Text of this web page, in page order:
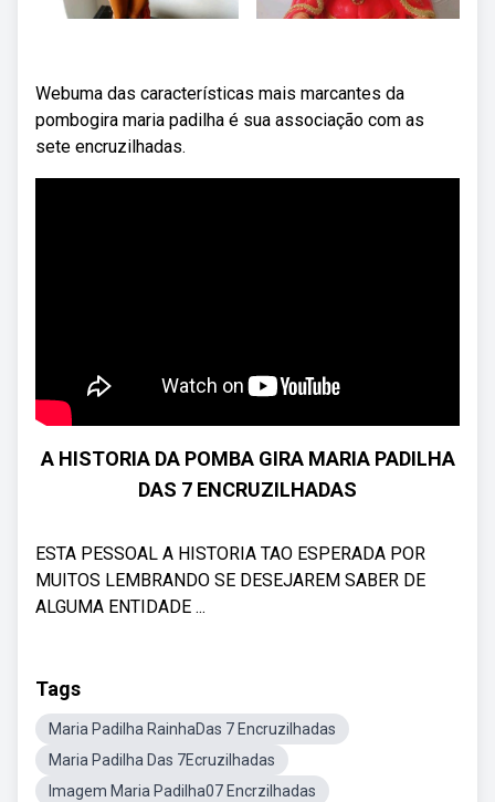
Webuma das características mais marcantes da
pombogira maria padilha é sua associação com as
sete encruzilhadas.
A HISTORIA DA POMBA GIRA MARIA PADILHA
DAS 7 ENCRUZILHADAS
ESTA PESSOAL A HISTORIA TAO ESPERADA POR
MUITOS LEMBRANDO SE DESEJAREM SABER DE
ALGUMA ENTIDADE ...
Tags
Maria Padilha RainhaDas 7 Encruzilhadas
Maria Padilha Das 7Ecruzilhadas
Imagem Maria Padilha07 Encrzilhadas